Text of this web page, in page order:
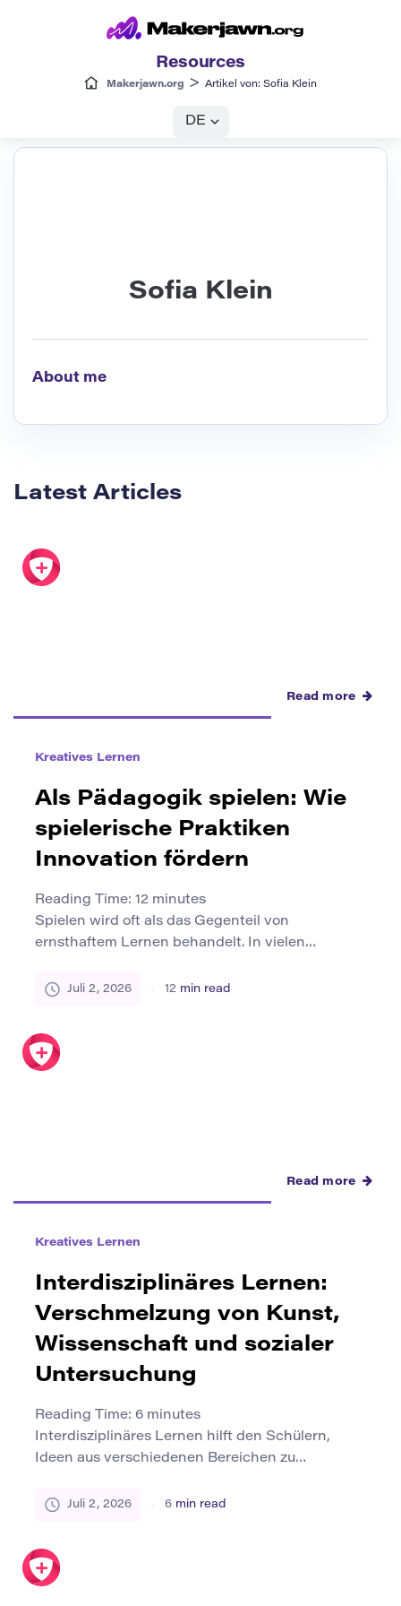
Resources
Makerjawn.org > Artikel von: Sofia Klein
DE
Sofia Klein
About me
Latest Articles
Read more
Kreatives Lernen
Als Pädagogik spielen: Wie
spielerische Praktiken
Innovation fördern
Reading Time: 12 minutes
Spielen wird oft als das Gegenteil von
ernsthaftem Lernen behandelt. In vielen
Spielen als Studienbrecher und nicht als
Neugier, Experimente, Zusammenarbeit und
kreative Problemlösungen zu entwickeln. Wenn
Juli 2, 2026 12 min read
Read more
Kreatives Lernen
Interdisziplinäres Lernen:
Verschmelzung von Kunst,
Wissenschaft und sozialer
Untersuchung
Reading Time: 6 minutes
Interdisziplinäres Lernen hilft den Schülern,
Ideen aus verschiedenen Bereichen zu
studieren, untersuchen die Schüler, wie Wissen
wichtig, da Probleme in der realen Welt selten zu
einer Disziplin gehören. Klimawandel, öffentliche
Juli 2, 2026 6 min read